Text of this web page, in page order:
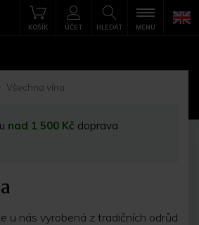
HLEDAT
KOŠÍK ÚČET MENU
->
Všechna vína
nad 1 500 Kč doprava
u nás vyrobená z tradičních odrůd